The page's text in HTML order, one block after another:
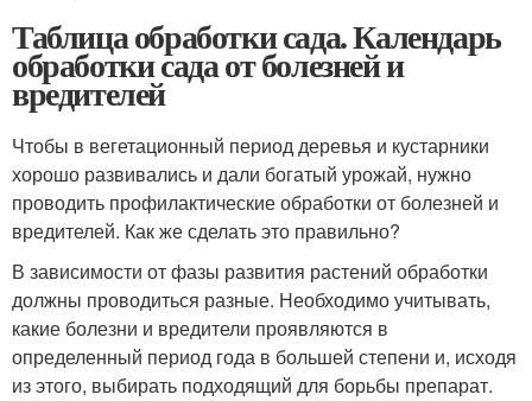
Таблица обработки сада. Календарь
обработки сада от болезней и
вредителей
Чтобы в вегетационный период деревья и кустарники
хорошо развивались и дали богатый урожай, нужно
проводить профилактические обработки от болезней и
вредителей. Как же сделать это правильно?
В зависимости от фазы развития растений обработки
должны проводиться разные. Необходимо учитывать,
какие болезни и вредители проявляются в
определенный период года в большей степени и, исходя
из этого, выбирать подходящий для борьбы препарат.